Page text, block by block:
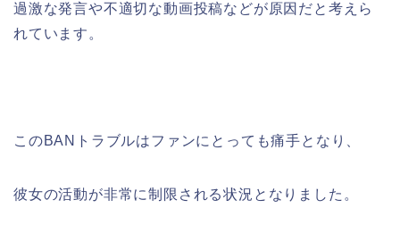
過激な発言や不適切な動画投稿などが原因だと考えら
れています。
このBANトラブルはファンにとっても痛手となり、
彼女の活動が非常に制限される状況となりました。